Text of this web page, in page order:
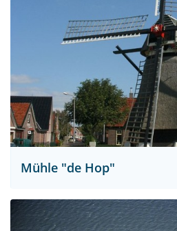
Mühle "de Hop"